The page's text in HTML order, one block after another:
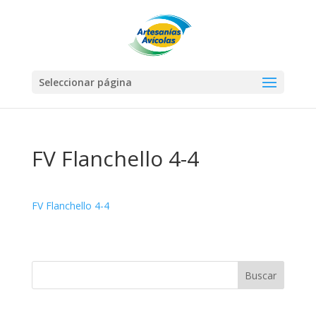
Seleccionar página
FV Flanchello 4-4
FV Flanchello 4-4